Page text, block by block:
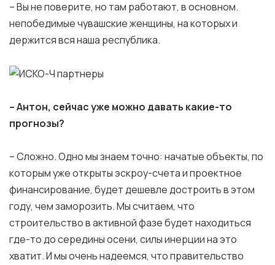
– Вы не поверите, но там работают, в основном.
непобедимые чувашские женщины, на которых и
держится вся наша республика.
– Антон, сейчас уже можно давать какие-то
прогнозы?
– Сложно. Одно мы знаем точно: начатые объекты, по
которым уже открыты эскроу-счета и проектное
финансирование, будет дешевле достроить в этом
году, чем заморозить. Мы считаем, что
строительство в активной фазе будет находиться
где-то до середины осени, силы инерции на это
хватит. И мы очень надеемся, что правительство